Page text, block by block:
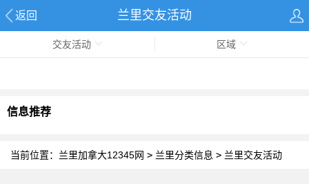
返回 兰里交友活动
交友活动 区域
信息推荐
当前位置： 兰里加拿大12345网 > 兰里分类信息 > 兰里交友活动